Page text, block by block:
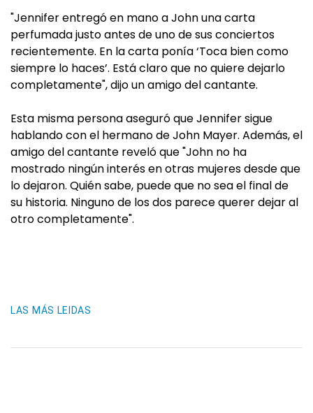
"Jennifer entregó en mano a John una carta
perfumada justo antes de uno de sus conciertos
recientemente. En la carta ponía ‘Toca bien como
siempre lo haces’. Está claro que no quiere dejarlo
completamente", dijo un amigo del cantante.
Esta misma persona aseguró que Jennifer sigue
hablando con el hermano de John Mayer. Además, el
amigo del cantante reveló que "John no ha
mostrado ningún interés en otras mujeres desde que
lo dejaron. Quién sabe, puede que no sea el final de
su historia. Ninguno de los dos parece querer dejar al
otro completamente".
LAS MÁS LEIDAS